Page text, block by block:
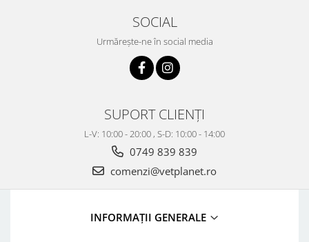
SOCIAL
Urmărește-ne în social media
SUPORT CLIENȚI
L-V: 10:00 - 20:00 , S-D: 10:00 - 14:00
0749 839 839
comenzi@vetplanet.ro
INFORMAȚII GENERALE